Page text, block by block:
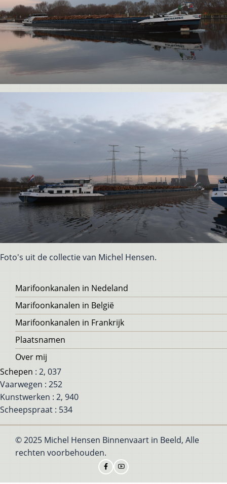
Foto's uit de collectie van Michel Hensen.
Voet
Marifoonkanalen in Nedeland
Marifoonkanalen in België
Marifoonkanalen in Frankrijk
Plaatsnamen
Over mij
Schepen : 2, 037
Vaarwegen : 252
Kunstwerken : 2, 940
Scheepspraat : 534
© 2025 Michel Hensen Binnenvaart in Beeld, Alle
rechten voorbehouden.